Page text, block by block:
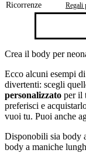
Ricorrenze Regali
Crea il body per
Ecco alcuni esempi
divertenti: scegli
personalizzato per il
preferisci e
vuoi tu. Puoi anche
Disponobili sia body
body a maniche